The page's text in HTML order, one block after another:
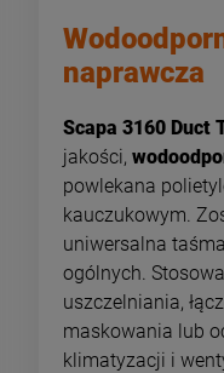
naprawcza
Scapa 3160 Duct
jakości,
powlekana
kauczukowym.
uniwersalna
ogólnych.
uszczelniania,
maskowania lub
klimatyzacji i